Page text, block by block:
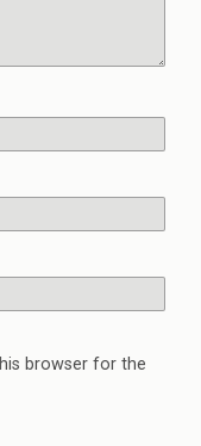
browser for the